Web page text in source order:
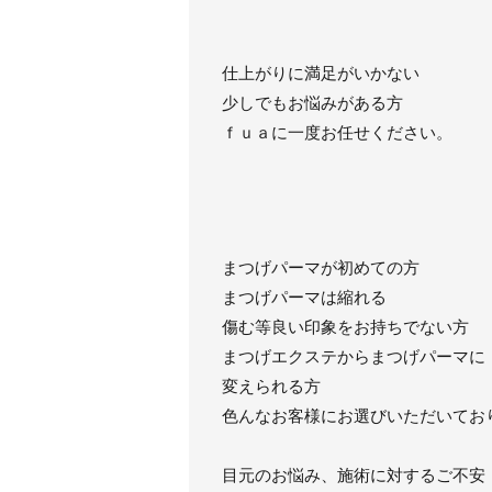
仕上がりに満足がいかない
少しでもお悩みがある方
ｆｕａに一度お任せください。
まつげパーマが初めての方
まつげパーマは縮れる
傷む等良い印象をお持ちでない方
まつげエクステからまつげパーマに
変えられる方
色んなお客様にお選びいただいてお
目元のお悩み、施術に対するご不安